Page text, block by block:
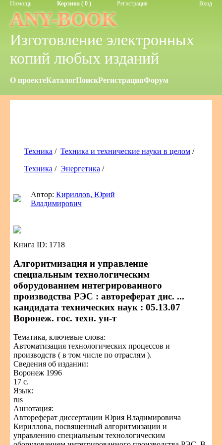
Помощь Корзина ( 0 ) Регистрация Вход
ANY-BOOK
Изготовление электронных
копий любых изданий
О проектеКаталогПоискРегистрацияФорум
Техника / Техника и технические науки в целом /
Техника / Энергетика /
Автор: Кириллов, Юрий
Владимирович
Книга ID: 1718
Алгоритмизация и управление
специальным технологическим
оборудованием интегрированного
производства РЭС : автореферат дис. ...
кандидата технических наук : 05.13.07
Воронеж. гос. техн. ун-т
Тематика, ключевые слова:
Автоматизация технологических процессов и
производств ( в том числе по отраслям ).
Сведения об издании:
Воронеж 1996
17 с.
Язык:
rus
Аннотация:
Автореферат диссертации Юрия Владимировича
Кириллова, посвященный алгоритмизации и
управлению специальным технологическим